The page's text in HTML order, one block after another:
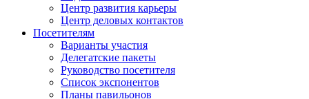
Центр развития карьеры
Центр деловых контактов
Посетителям
Варианты участия
Делегатские пакеты
Руководство посетителя
Список экспонентов
Планы павильонов